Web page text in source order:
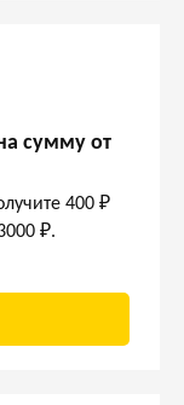
сумму от
400 ₽
₽.